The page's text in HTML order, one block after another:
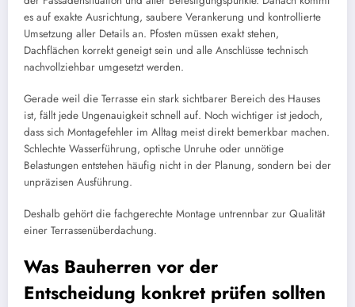
es auf exakte Ausrichtung, saubere Verankerung und kontrollierte
Umsetzung aller Details an. Pfosten müssen exakt stehen,
Dachflächen korrekt geneigt sein und alle Anschlüsse technisch
nachvollziehbar umgesetzt werden.
Gerade weil die Terrasse ein stark sichtbarer Bereich des Hauses
ist, fällt jede Ungenauigkeit schnell auf. Noch wichtiger ist jedoch,
dass sich Montagefehler im Alltag meist direkt bemerkbar machen.
Schlechte Wasserführung, optische Unruhe oder unnötige
Belastungen entstehen häufig nicht in der Planung, sondern bei der
unpräzisen Ausführung.
Deshalb gehört die fachgerechte Montage untrennbar zur Qualität
einer Terrassenüberdachung.
Was Bauherren vor der
Entscheidung konkret prüfen sollten